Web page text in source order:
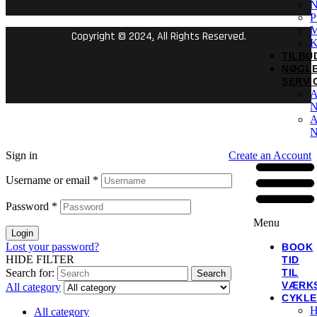
Menu
BOOK
TID
TIL
Copyright © 2024. All Rights Reserved.
Sign in Create an Account
Username or email *
Password *
Login
Lost your password?
HIDE FILTER
Search for:
Search
All category
All category